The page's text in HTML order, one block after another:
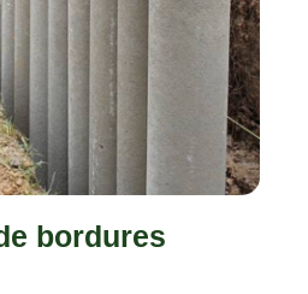
bordures